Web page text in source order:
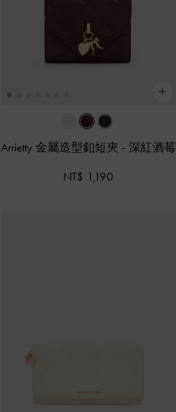
Arrietty 金屬造型釦短夾 - 深紅酒莓
NT$ 1,190